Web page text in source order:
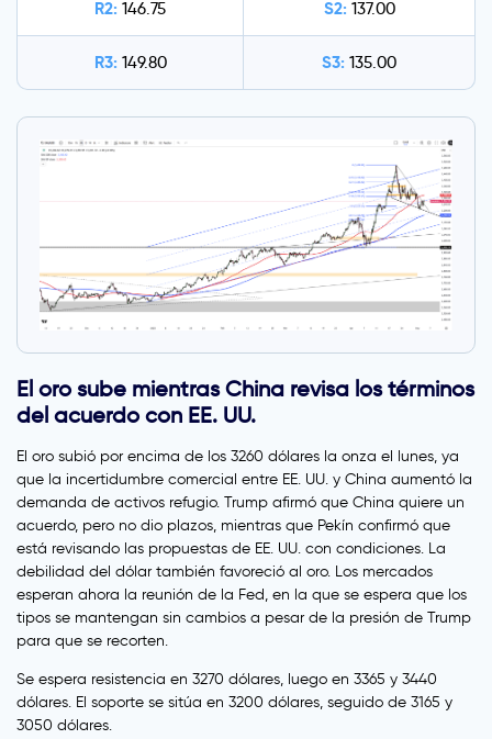
R2: 146.75 S2: 137.00
R3: 149.80 S3: 135.00
El oro sube mientras China revisa los términos
del acuerdo con EE. UU.
El oro subió por encima de los 3260 dólares la onza el lunes, ya
que la incertidumbre comercial entre EE. UU. y China aumentó la
demanda de activos refugio. Trump afirmó que China quiere un
acuerdo, pero no dio plazos, mientras que Pekín confirmó que
está revisando las propuestas de EE. UU. con condiciones. La
debilidad del dólar también favoreció al oro. Los mercados
esperan ahora la reunión de la Fed, en la que se espera que los
tipos se mantengan sin cambios a pesar de la presión de Trump
para que se recorten.
Se espera resistencia en 3270 dólares, luego en 3365 y 3440
dólares. El soporte se sitúa en 3200 dólares, seguido de 3165 y
3050 dólares.